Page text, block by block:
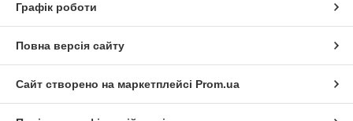
Графік роботи
Повна версія сайту
Сайт створено на маркетплейсі Prom.ua